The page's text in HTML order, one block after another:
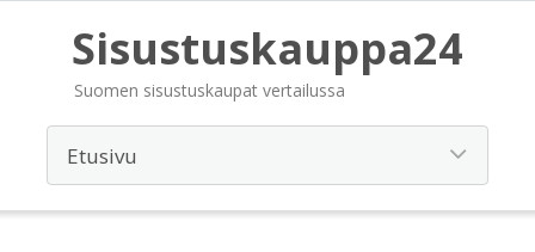
Sisustuskauppa24
Suomen sisustuskaupat vertailussa